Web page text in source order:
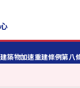
築物加速重建條例第八